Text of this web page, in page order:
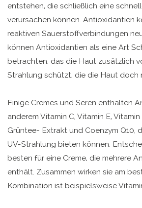
entstehen, die schließlich eine
verursachen können. Antioxidantien
reaktiven Sauerstoffverbindungen
können Antioxidantien als eine Art
betrachten, das die Haut zusätzlich
Strahlung schützt, die die Haut doch
Einige Cremes und Seren enthalten
anderem Vitamin C, Vitamin E,
Grüntee- Extrakt und Coenzym Q10,
UV-Strahlung bieten können.
besten für eine Creme, die mehrere
enthält. Zusammen wirken sie am
Kombination ist beispielsweise